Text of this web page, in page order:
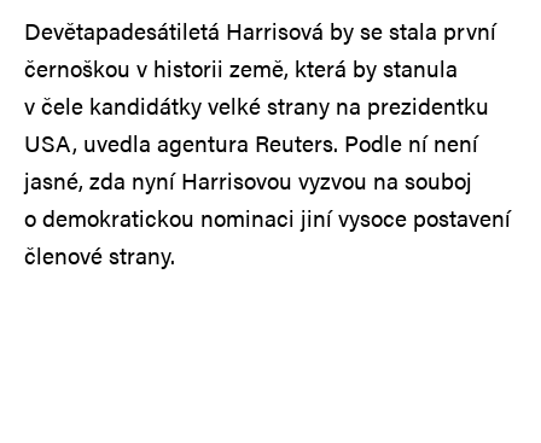
Devětapadesátiletá Harrisová by se stala první
černoškou v historii země, která by stanula
v čele kandidátky velké strany na prezidentku
USA, uvedla agentura Reuters. Podle ní není
jasné, zda nyní Harrisovou vyzvou na souboj
o demokratickou nominaci jiní vysoce postavení
členové strany.